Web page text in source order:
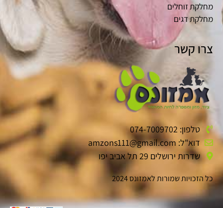
מחלקת זוחלים
מחלקת דגים
צרו קשר
טלפון: 074-7009702
דוא"ל: amzons111@gmail.com
שדרות ירושלים 29 תל אביב יפו
כל הזכויות שמורות לאמזונס 2024